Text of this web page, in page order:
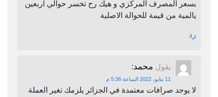
بسعر المصرف المركزي و هيك رح تخسر حوالي اربعين
يالمية من قيمة للحوالة الاصلية
رد
يقول محمد:
11 مايو، 2022 الساعة 5:36 م
لا يوجد صرافات معتمدة في الجزائر يلزمك تغير العملة